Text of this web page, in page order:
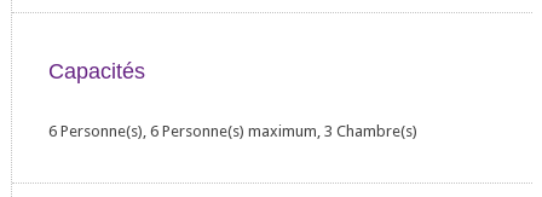
Capacités
6 Personne(s), 6 Personne(s) maximum, 3 Chambre(s)